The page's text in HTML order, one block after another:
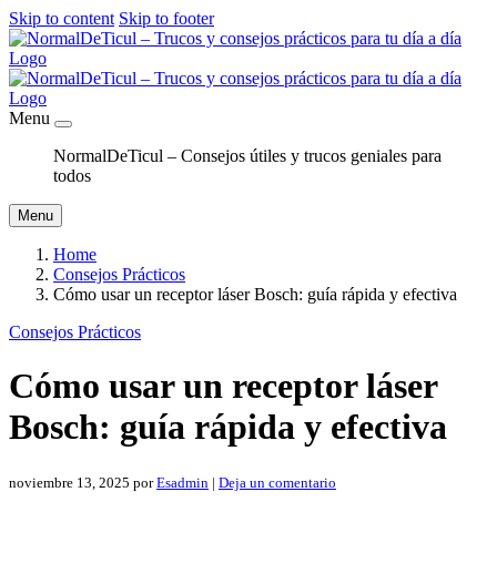
Skip to content Skip to footer
Menu
NormalDeTicul – Consejos útiles y trucos geniales para
todos
Menu
Home
Consejos Prácticos
Cómo usar un receptor láser Bosch: guía rápida y efectiva
Consejos Prácticos
Cómo usar un receptor láser
Bosch: guía rápida y efectiva
noviembre 13, 2025 porEsadmin | Deja un comentario